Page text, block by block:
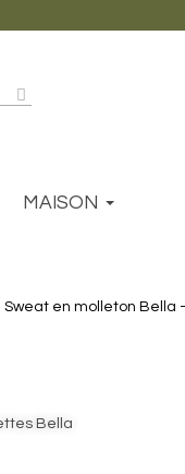
MAISON
Sweat en molleton Bella
Bella